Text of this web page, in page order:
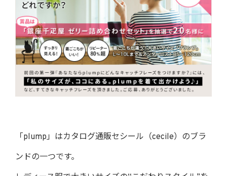
「plump」はカタログ通販セシール（cecile）のブラ
ンドの一つです。